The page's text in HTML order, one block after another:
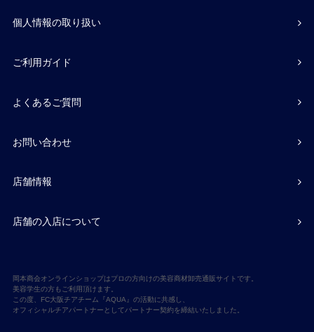
個人情報の取り扱い
ご利用ガイド
よくあるご質問
お問い合わせ
店舗情報
店舗の入店について
岡本商会オンラインショップはプロの方向けの美容商材卸売通販サイトです。
美容学生の方もご利用頂けます。
この度、FC大阪チアチーム『AQUA』の活動に共感し、
オフィシャルチアパートナーとしてパートナー契約を締結いたしました。